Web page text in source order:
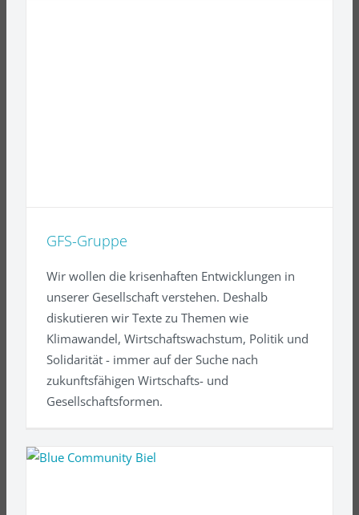
GFS-Gruppe
Wir wollen die krisenhaften Entwicklungen in
unserer Gesellschaft verstehen. Deshalb
diskutieren wir Texte zu Themen wie
Klimawandel, Wirtschaftswachstum, Politik und
Solidarität - immer auf der Suche nach
zukunftsfähigen Wirtschafts- und
Gesellschaftsformen.